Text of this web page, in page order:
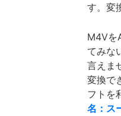
す。変
M4Vを
てみな
言えま
変換で
フトを
名：ス